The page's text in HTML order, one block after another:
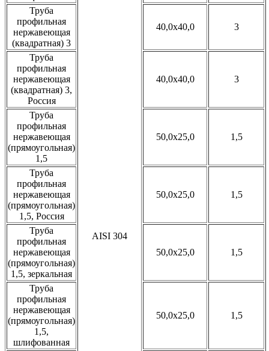
AISI 304
Труба
профильная
нержавеющая
(квадратная) 3
40,0x40,0 3
Труба
профильная
нержавеющая
(квадратная) 3,
Россия
40,0x40,0 3
Труба
профильная
нержавеющая
(прямоугольная)
1,5
50,0x25,0 1,5
Труба
профильная
нержавеющая
(прямоугольная)
1,5, Россия
50,0x25,0 1,5
Труба
профильная
нержавеющая
(прямоугольная)
1,5, зеркальная
50,0x25,0 1,5
Труба
профильная
нержавеющая
(прямоугольная)
1,5,
шлифованная
50,0x25,0 1,5